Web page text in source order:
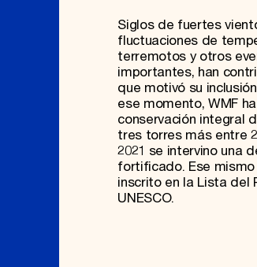
Siglos de fuertes
fluctuaciones de
terremotos y otros
importantes, han
que motivó su
ese momento, WMF
conservación integral
tres torres más entre
2021 se intervino una
fortificado. Ese
inscrito en la Lista del
UNESCO.